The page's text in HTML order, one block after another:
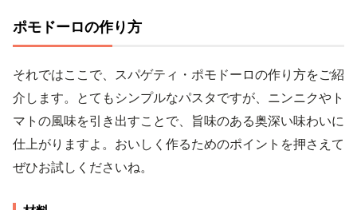
ポモドーロの作り方
それではここで、スパゲティ・ポモドーロの作り方をご紹
介します。とてもシンプルなパスタですが、ニンニクやト
マトの風味を引き出すことで、旨味のある奥深い味わいに
仕上がりますよ。おいしく作るためのポイントを押さえて
ぜひお試しくださいね。